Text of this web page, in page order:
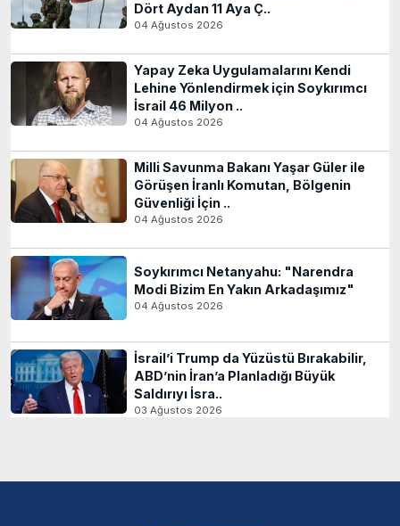
Dört Aydan 11 Aya Ç..
04 Ağustos 2026
Yapay Zeka Uygulamalarını Kendi
Lehine Yönlendirmek için Soykırımcı
İsrail 46 Milyon ..
04 Ağustos 2026
Milli Savunma Bakanı Yaşar Güler ile
Görüşen İranlı Komutan, Bölgenin
Güvenliği İçin ..
04 Ağustos 2026
Soykırımcı Netanyahu: "Narendra
Modi Bizim En Yakın Arkadaşımız"
04 Ağustos 2026
İsrail’i Trump da Yüzüstü Bırakabilir,
ABD’nin İran’a Planladığı Büyük
Saldırıyı İsra..
03 Ağustos 2026